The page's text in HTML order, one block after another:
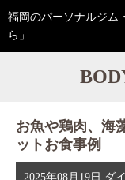
福岡のパーソナルジム
ら」
お魚や鶏肉、海
ットお食事例
2025年08月19日 ダ